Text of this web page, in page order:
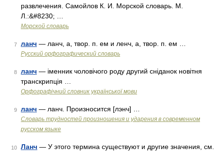
развлечения. Самойлов К. И. Морской словарь. М.
Л.:&#8230; …
Морской словарь
7 ланч — ланч, а, твор. п. ем и ленч, а, твор. п. ем …
Русский орфографический словарь
8 ланч — іменник чоловічого роду другий сніданок новітня
транскрипція …
Орфографічний словник української мови
9 ланч — ланч. Произносится [лэнч] …
Словарь трудностей произношения и ударения в современном
русском языке
10 Ланч — У этого термина существуют и другие значения, см.